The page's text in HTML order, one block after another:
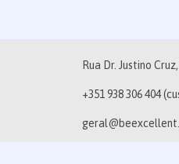
Rua Dr. Justino
+351 938 306 404